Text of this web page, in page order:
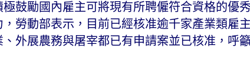
鼓勵國內雇主可將現有所聘僱符合資格的優
勞動部表示，目前已經核准逾千家產業類雇
外展農務與屠宰都已有申請案並已核准，呼